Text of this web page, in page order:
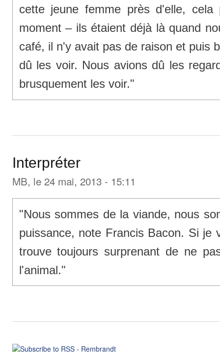
cette jeune femme près d'elle, cela
moment – ils étaient déjà là quand
café, il n'y avait pas de raison et puis
dû les voir. Nous avions dû les
brusquement les voir."
Interpréter
MB, le 24 mai, 2013 - 15:11
"Nous sommes de la viande, nous
puissance, note Francis Bacon. Si je
trouve toujours surprenant de ne
l'animal."